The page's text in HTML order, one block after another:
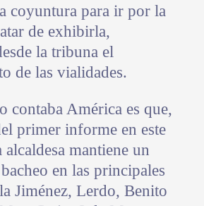
coyuntura para ir por la
de exhibirla,
la tribuna el
de las vialidades.
contaba América es que,
primer informe en este
mantiene un
en las principales
Jiménez, Lerdo, Benito